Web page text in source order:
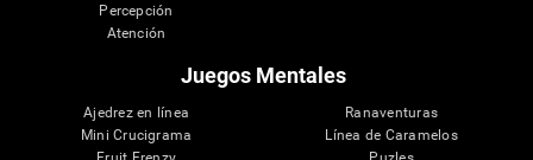
Recomiendo este producto
Buena experiencia